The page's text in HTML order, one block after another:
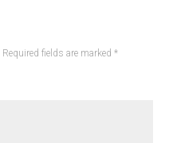
Required fields are marked *